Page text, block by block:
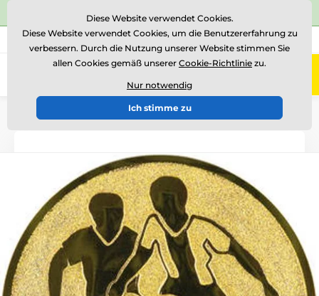
⭐Siehe 504 verifizierte Bewertungen auf
Rufen Sie uns an (Mo-Fr 15-18) +43 676 361 37 22
0
Einführung Logotypen und Embleme
Diese Website verwendet Cookies.
Diese Website verwendet Cookies, um die Benutzererfahrung zu
verbessern. Durch die Nutzung unserer Website stimmen Sie
allen Cookies gemäß unserer Cookie-Richtlinie zu.
Nur notwendig
Ich stimme zu